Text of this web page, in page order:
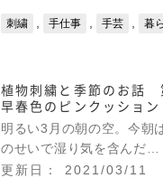
刺繍 手仕事 手芸 暮
植物刺繍と季節のお話
早春色のピンクッション
明るい3月の朝の空。今朝
のせいで湿り気を含んだ…
更新日： 2021/03/11